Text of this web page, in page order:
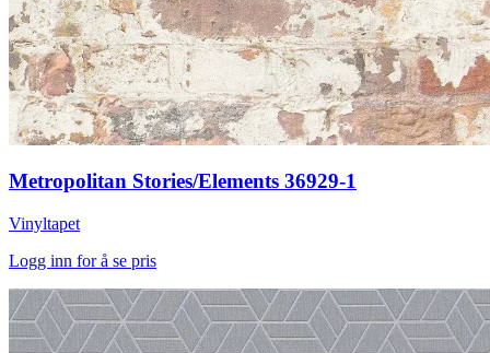
Metropolitan Stories/Elements 36929-1
Vinyltapet
Logg inn for å se pris